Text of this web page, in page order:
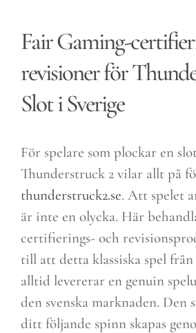
Fair Gaming-
revisioner för
Slot i Sverige
För spelare som plockar en
Thunderstruck 2 vilar allt på
thunderstruck2.se. Att spelet
är inte en olycka. Här
certifierings- och
till att detta klassiska spel
alltid levererar en genuin
den svenska marknaden. Den
ditt följande spinn skapas